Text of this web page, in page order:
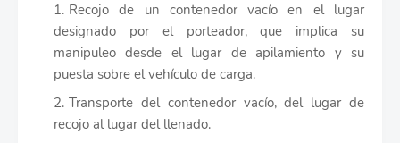
Recojo de un contenedor vacío en el lugar
designado por el porteador, que implica su
manipuleo desde el lugar de apilamiento y su
puesta sobre el vehículo de carga.
Transporte del contenedor vacío, del lugar de
recojo al lugar del llenado.